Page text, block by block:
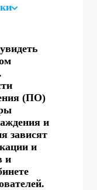
(ПО)
и
зависят
и
и